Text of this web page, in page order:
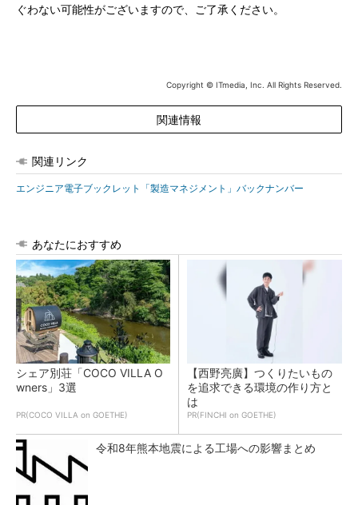
ぐわない可能性がございますので、ご了承ください。
Copyright © ITmedia, Inc. All Rights Reserved.
関連情報
関連リンク
エンジニア電子ブックレット「製造マネジメント」バックナンバー
あなたにおすすめ
シェア別荘「COCO VILLA O
wners」3選
PR(COCO VILLA on GOETHE)
【西野亮廣】つくりたいもの
を追求できる環境の作り方と
は
PR(FINCHI on GOETHE)
令和8年熊本地震による工場への影響まとめ